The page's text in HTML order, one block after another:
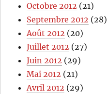
Octobre 2012 (21)
Septembre 2012 (28)
Août 2012 (20)
Juillet 2012 (27)
Juin 2012 (29)
Mai 2012 (21)
Avril 2012 (29)